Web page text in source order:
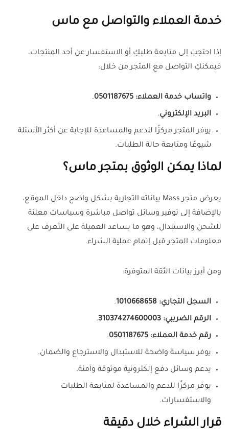
خدمة العملاء والتواصل مع ماس
إذا احتجتِ إلى متابعة طلبكِ أو الاستفسار عن أحد المنتجات،
فيمكنكِ التواصل مع المتجر من خلال:
واتساب خدمة العملاء: 0501187675
.
البريد الإلكتروني.
يوفر المتجر مركزًا للدعم والمساعدة للإجابة عن أكثر الأسئلة
شيوعًا ومتابعة حالة الطلبات.
لماذا يمكن الوثوق بمتجر ماس؟
يعرض متجر Mass بياناته التجارية بشكل واضح داخل الموقع،
بالإضافة إلى توفير وسائل تواصل مباشرة وسياسات معلنة
للشحن والاستبدال، وهو ما يساعد العميلة على التعرف على
معلومات المتجر قبل إتمام عملية الشراء.
ومن أبرز بيانات الثقة المتوفرة:
السجل التجاري: 1010668658
.
الرقم الضريبي: 310374274600003
.
رقم خدمة العملاء: 0501187675
.
يوفر سياسة واضحة للاستبدال والاسترجاع والضمان.
يدعم وسائل دفع إلكترونية موثوقة وآمنة.
يوفر مركزًا للدعم والمساعدة لمتابعة الطلبات
والاستفسارات.
قرار الشراء خلال دقيقة